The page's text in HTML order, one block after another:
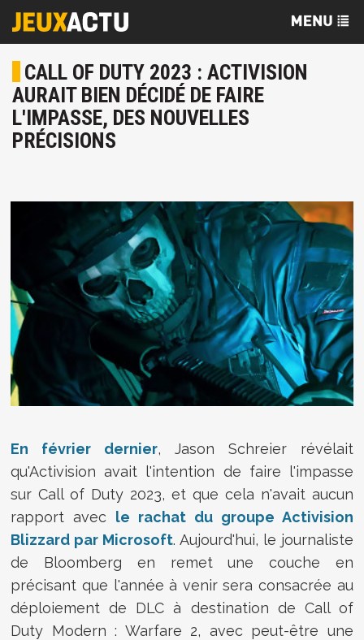
CALL OF DUTY 2023 : ACTIVISION
AURAIT BIEN DÉCIDÉ DE FAIRE
L'IMPASSE, DES NOUVELLES
PRÉCISIONS
En février dernier, Jason Schreier révélait
qu'Activision avait l'intention de faire l'impasse
sur Call of Duty 2023, et que cela n'avait aucun
rapport avec le rachat du groupe Activision
Blizzard par Microsoft. Aujourd'hui, le journaliste
de Bloomberg en remet une couche en
précisant que l'année à venir sera consacrée au
déploiement de DLC à destination de Call of
Duty Modern : Warfare 2, avec peut-être une